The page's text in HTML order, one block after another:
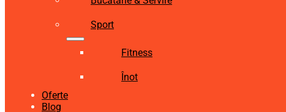
Sport
Fitness
Înot
Oferte
Blog